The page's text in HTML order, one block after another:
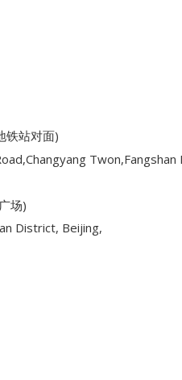
铁站对面)
Twon,Fangshan
场)
District, Beijing,